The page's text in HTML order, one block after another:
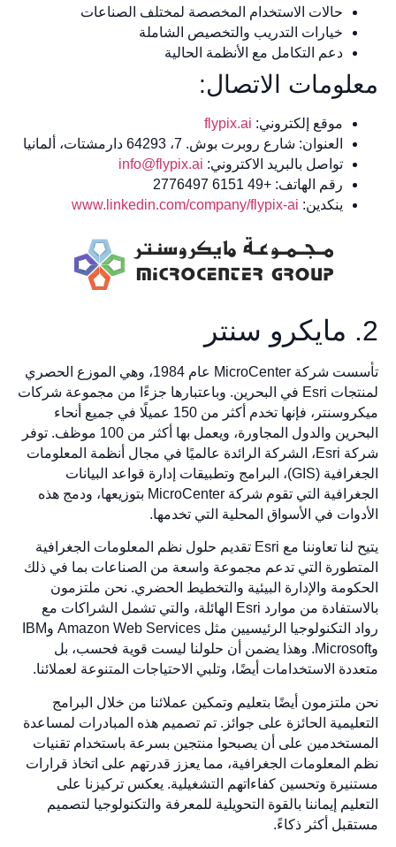
حالات الاستخدام المخصصة لمختلف الصناعات
خيارات التدريب والتخصيص الشاملة
دعم التكامل مع الأنظمة الحالية
معلومات الاتصال:
موقع إلكتروني: flypix.ai
العنوان: شارع روبرت بوش. 7، 64293 دارمشتات، ألمانيا
تواصل بالبريد الاكتروني: info@flypix.ai
رقم الهاتف: +49 6151 2776497
ينكدين: www.linkedin.com/company/flypix-ai
2. مايكرو سنتر
تأسست شركة MicroCenter عام 1984، وهي الموزع الحصري
لمنتجات Esri في البحرين. وباعتبارها جزءًا من مجموعة شركات
ميكروسنتر، فإنها تخدم أكثر من 150 عميلًا في جميع أنحاء
البحرين والدول المجاورة، ويعمل بها أكثر من 100 موظف. توفر
شركة Esri، الشركة الرائدة عالميًا في مجال أنظمة المعلومات
الجغرافية (GIS)، البرامج وتطبيقات إدارة قواعد البيانات
الجغرافية التي تقوم شركة MicroCenter بتوزيعها، ودمج هذه
الأدوات في الأسواق المحلية التي تخدمها.
يتيح لنا تعاوننا مع Esri تقديم حلول نظم المعلومات الجغرافية
المتطورة التي تدعم مجموعة واسعة من الصناعات بما في ذلك
الحكومة والإدارة البيئية والتخطيط الحضري. نحن ملتزمون
بالاستفادة من موارد Esri الهائلة، والتي تشمل الشراكات مع
رواد التكنولوجيا الرئيسيين مثل Amazon Web Services وIBM
وMicrosoft. وهذا يضمن أن حلولنا ليست قوية فحسب، بل
متعددة الاستخدامات أيضًا، وتلبي الاحتياجات المتنوعة لعملائنا.
نحن ملتزمون أيضًا بتعليم وتمكين عملائنا من خلال البرامج
التعليمية الحائزة على جوائز. تم تصميم هذه المبادرات لمساعدة
المستخدمين على أن يصبحوا منتجين بسرعة باستخدام تقنيات
نظم المعلومات الجغرافية، مما يعزز قدرتهم على اتخاذ قرارات
مستنيرة وتحسين كفاءاتهم التشغيلية. يعكس تركيزنا على
التعليم إيماننا بالقوة التحويلية للمعرفة والتكنولوجيا لتصميم
مستقبل أكثر ذكاءً.